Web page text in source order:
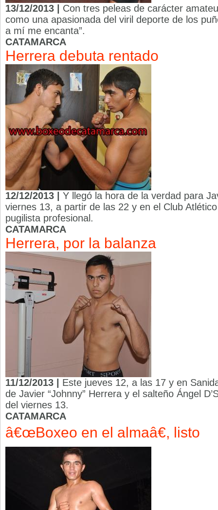
13/12/2013 | Con tres peleas de carácter
como una apasionada del viril deporte de los
a mí me encanta”.
CATAMARCA
Herrera debuta rentado
12/12/2013 | Y llegó la hora de la verdad para
viernes 13, a partir de las 22 y en el Club
pugilista profesional.
CATAMARCA
Herrera, por la balanza
11/12/2013 | Este jueves 12, a las 17 y en
de Javier “Johnny” Herrera y el salteño Ángel
del viernes 13.
CATAMARCA
â€œBoxeo en el almaâ€, listo